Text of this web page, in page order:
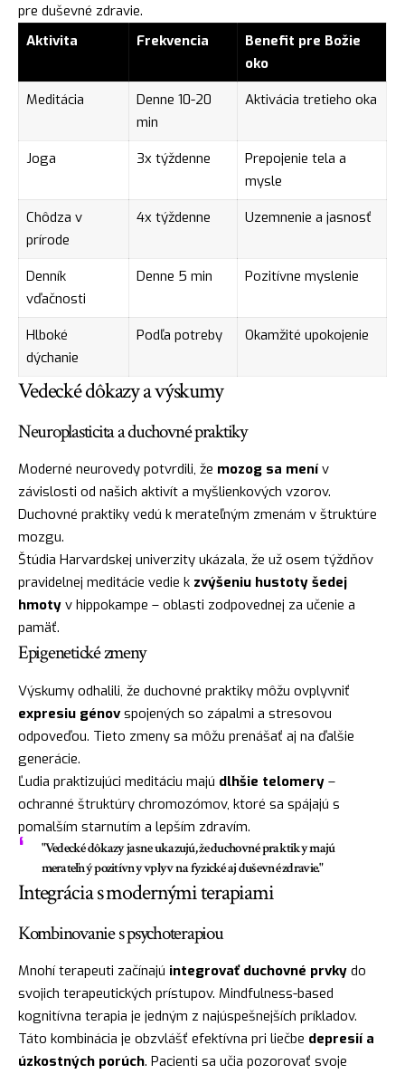
pre duševné zdravie.
Aktivita
Frekvencia
Benefit pre Božie
oko
Meditácia
Denne 10-20
min
Aktivácia tretieho oka
Joga 3x týždenne
Prepojenie tela a
mysle
Chôdza v
prírode
4x týždenne Uzemnenie a jasnosť
Denník
vďačnosti
Denne 5 min Pozitívne myslenie
Hlboké
dýchanie
Podľa potreby Okamžité upokojenie
Vedecké dôkazy a výskumy
Neuroplasticita a duchovné praktiky
Moderné neurovedy potvrdili, že mozog sa menív
závislosti od našich aktivít a myšlienkových vzorov.
Duchovné praktiky vedú k merateľným zmenám v štruktúre
mozgu.
Štúdia Harvardskej univerzity ukázala, že už osem týždňov
pravidelnej meditácie vedie k zvýšeniu hustoty šedej
hmoty v hippokampe – oblasti zodpovednej za učenie a
pamäť.
Epigenetické zmeny
Výskumy odhalili, že duchovné praktiky môžu ovplyvniť
expresiu génovspojených so zápalmi a stresovou
odpoveďou. Tieto zmeny sa môžu prenášať aj na ďalšie
generácie.
Ľudia praktizujúci meditáciu majú dlhšie telomery –
ochranné štruktúry chromozómov, ktoré sa spájajú s
pomalším starnutím a lepším zdravím.
"Vedecké dôkazy jasne ukazujú, že duchovné praktiky majú
merateľný pozitívny vplyv na fyzické aj duševné zdravie."
Integrácia s modernými terapiami
Kombinovanie s psychoterapiou
Mnohí terapeuti začínajú integrovať duchovné prvky do
svojich terapeutických prístupov. Mindfulness-based
kognitívna terapia je jedným z najúspešnejších príkladov.
Táto kombinácia je obzvlášť efektívna pri liečbe depresií a
úzkostných porúch. Pacienti sa učia pozorovať svoje